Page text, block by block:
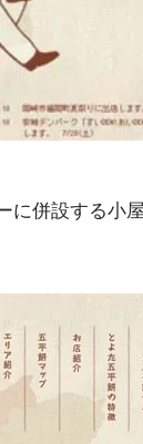
に併設する小